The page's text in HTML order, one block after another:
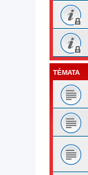
TÉMATA